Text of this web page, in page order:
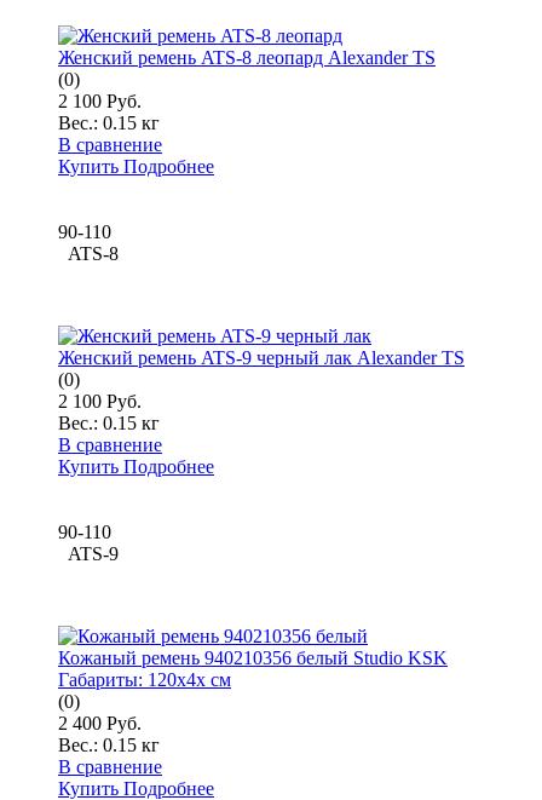
Женский ремень ATS-8 леопард Alexander TS
(0)
2 100 Руб.
Вес.: 0.15 кг
В сравнение
Купить Подробнее
90-110
ATS-8
Женский ремень ATS-9 черный лак Alexander TS
(0)
2 100 Руб.
Вес.: 0.15 кг
В сравнение
Купить Подробнее
90-110
ATS-9
Кожаный ремень 940210356 белый Studio KSK
Габариты: 120x4x см
(0)
2 400 Руб.
Вес.: 0.15 кг
В сравнение
Купить Подробнее